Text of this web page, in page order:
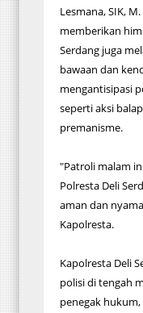
Lesmana, SIK,
memberikan
Serdang juga
bawaan dan
mengantisipasi
seperti aksi
premanisme.
"Patroli malam
Polresta Deli
aman dan
Kapolresta.
Kapolresta Deli
polisi di tengah
penegak